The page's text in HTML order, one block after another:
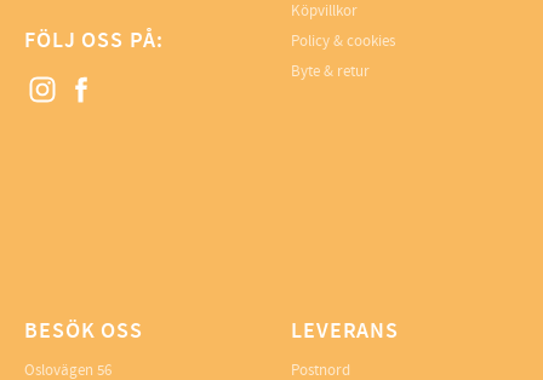
FÖLJ OSS PÅ:
Köpvillkor
Policy & cookies
Byte & retur
BESÖK OSS
Oslovägen 56
LEVERANS
Postnord